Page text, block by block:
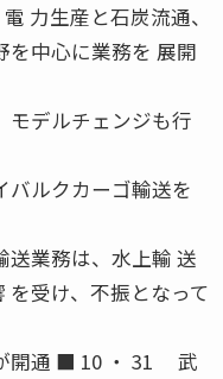
力生産と石炭流通、
を中心に業務を 展開
モデルチェンジも行
バルクカーゴ輸送を
送業務は、水上輸 送
受け、不振となって
開通 ■ 10 ・ 31 武